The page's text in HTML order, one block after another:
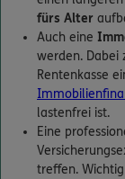
fürs Alter
Auch eine
werden. Dabei
Rentenkasse
lastenfrei ist.
Eine
treffen. Wichtig